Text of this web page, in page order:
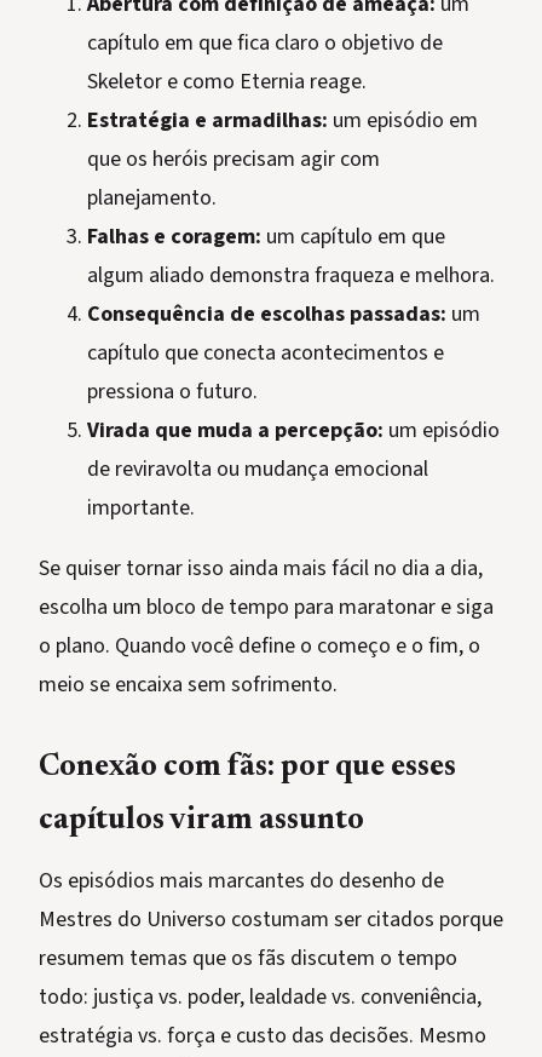
capítulo em que fica claro o objetivo de
Skeletor e como Eternia reage.
Estratégia e armadilhas: um episódio em
que os heróis precisam agir com
planejamento.
Falhas e coragem: um capítulo em que
algum aliado demonstra fraqueza e melhora.
Consequência de escolhas passadas: um
capítulo que conecta acontecimentos e
pressiona o futuro.
Virada que muda a percepção: um episódio
de reviravolta ou mudança emocional
importante.
Se quiser tornar isso ainda mais fácil no dia a dia,
escolha um bloco de tempo para maratonar e siga
o plano. Quando você define o começo e o fim, o
meio se encaixa sem sofrimento.
Conexão com fãs: por que esses
capítulos viram assunto
Os episódios mais marcantes do desenho de
Mestres do Universo costumam ser citados porque
resumem temas que os fãs discutem o tempo
todo: justiça vs. poder, lealdade vs. conveniência,
estratégia vs. força e custo das decisões. Mesmo